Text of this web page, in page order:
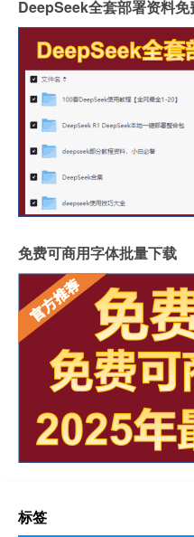
DeepSeek全套部署资料免
免费可商用字体批量下载
标签